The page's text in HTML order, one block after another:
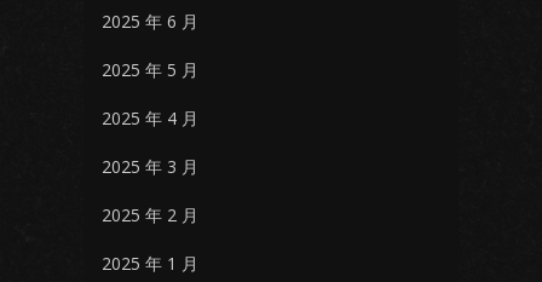
2025 年 6 月
2025 年 5 月
2025 年 4 月
2025 年 3 月
2025 年 2 月
2025 年 1 月